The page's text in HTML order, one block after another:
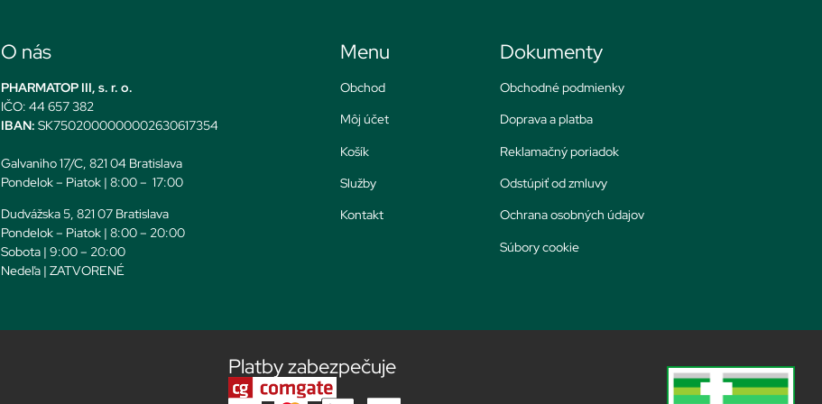
O nás
PHARMATOP III, s. r. o.
IČO: 44 657 382
IBAN: SK7502000000002630617354
Galvaniho 17/C, 821 04 Bratislava
Pondelok – Piatok | 8:00 – 17:00
Dudvážska 5, 821 07 Bratislava
Pondelok – Piatok | 8:00 – 20:00
Sobota | 9:00 – 20:00
Nedeľa | ZATVORENÉ
Menu
Obchod
Môj účet
Košík
Služby
Kontakt
Dokumenty
Obchodné podmienky
Doprava a platba
Reklamačný poriadok
Odstúpiť od zmluvy
Ochrana osobných údajov
Súbory cookie
Platby zabezpečuje